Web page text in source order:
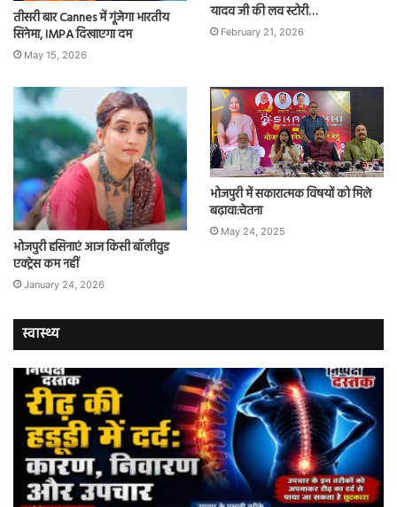
तीसरी बार Cannes में गूंजेगा भारतीय
सिनेमा, IMPA दिखाएगा दम
May 15, 2026
यादव जी की लव स्टोरी…
February 21, 2026
भोजपुरी हसिनाएं आज किसी बॉलीवुड
एक्ट्रेस कम नहीं
January 24, 2026
भोजपुरी में सकारात्मक विषयों को मिले
बढ़ावा:चेतना
May 24, 2025
स्वास्थ्य